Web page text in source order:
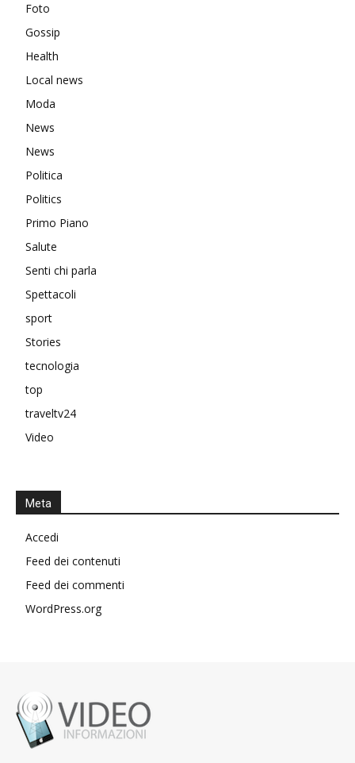
Foto
Gossip
Health
Local news
Moda
News
News
Politica
Politics
Primo Piano
Salute
Senti chi parla
Spettacoli
sport
Stories
tecnologia
top
traveltv24
Video
Meta
Accedi
Feed dei contenuti
Feed dei commenti
WordPress.org